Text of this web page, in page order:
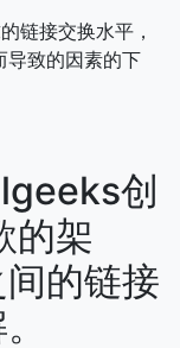
链接交换水平，
导致的因素的下
创
的架
的链接